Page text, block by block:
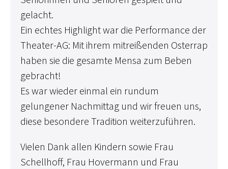
gelacht.
Ein echtes Highlight war die Performance der
Theater-AG: Mit ihrem mitreißenden Osterrap
haben sie die gesamte Mensa zum Beben
gebracht!
Es war wieder einmal ein rundum
gelungener Nachmittag und wir freuen uns,
diese besondere Tradition weiterzuführen.
Vielen Dank allen Kindern sowie Frau
Schellhoff, Frau Hovermann und Frau